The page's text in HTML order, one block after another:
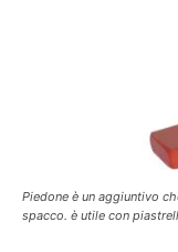
Piedone è un aggiuntivo
spacco. è utile con